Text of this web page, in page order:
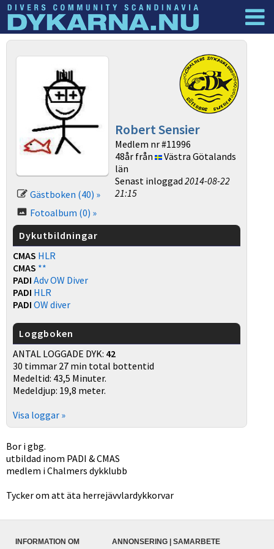
Dyknyheter Logga in
Gästboken (40) »
Fotoalbum (0) »
Robert Sensier
Medlem nr #11996
48år från
Västra Götalands
län
Senast inloggad2014-08-22
21:15
Dykutbildningar
CMAS HLR
CMAS **
PADI Adv OW Diver
PADI HLR
PADI OW diver
Loggboken
ANTAL LOGGADE DYK: 42
30 timmar 27 min total bottentid
Medeltid: 43,5 Minuter.
Medeldjup: 19,8 meter.
Visa loggar »
Bor i gbg.
utbildad inom PADI & CMAS
medlem i Chalmers dykklubb
Tycker om att äta herrejävvlardykkorvar
INFORMATION OM ANNONSERING | SAMARBETE